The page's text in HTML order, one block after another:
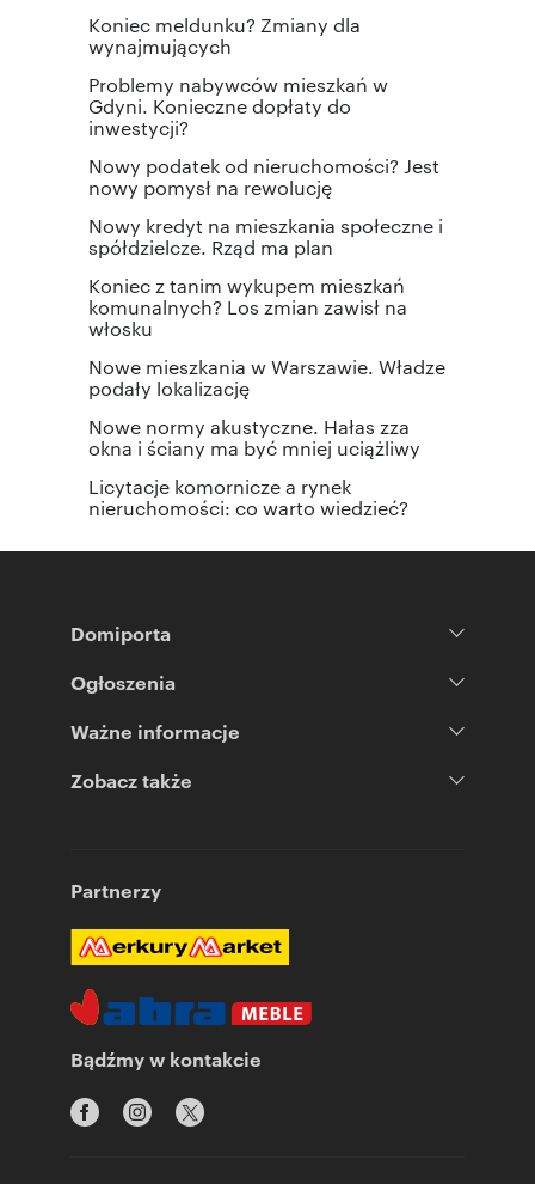
Koniec meldunku? Zmiany dla
wynajmujących
Problemy nabywców mieszkań w
Gdyni. Konieczne dopłaty do
inwestycji?
Nowy podatek od nieruchomości? Jest
nowy pomysł na rewolucję
Nowy kredyt na mieszkania społeczne i
spółdzielcze. Rząd ma plan
Koniec z tanim wykupem mieszkań
komunalnych? Los zmian zawisł na
włosku
Nowe mieszkania w Warszawie. Władze
podały lokalizację
Nowe normy akustyczne. Hałas zza
okna i ściany ma być mniej uciążliwy
Licytacje komornicze a rynek
nieruchomości: co warto wiedzieć?
Domiporta
Ogłoszenia
Ważne informacje
Zobacz także
Partnerzy
Bądźmy w kontakcie